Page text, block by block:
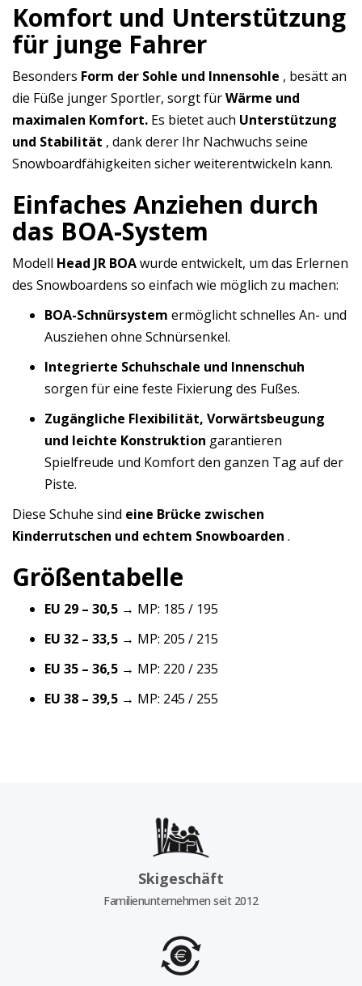
Komfort und Unterstützung
für junge Fahrer
Besonders Form der Sohle und Innensohle , besätt an
die Füße junger Sportler, sorgt fürWärme und
maximalen Komfort. Es bietet auch Unterstützung
und Stabilität , dank derer Ihr Nachwuchs seine
Snowboardfähigkeiten sicher weiterentwickeln kann.
Einfaches Anziehen durch
das BOA-System
Modell Head JR BOAwurde entwickelt, um das Erlernen
des Snowboardens so einfach wie möglich zu machen:
BOA-Schnürsystem ermöglicht schnelles An- und
Ausziehen ohne Schnürsenkel.
Integrierte Schuhschale und Innenschuh
sorgen für eine feste Fixierung des Fußes.
Zugängliche Flexibilität, Vorwärtsbeugung
und leichte Konstruktion garantieren
Spielfreude und Komfort den ganzen Tag auf der
Piste.
Diese Schuhe sind eine Brücke zwischen
Kinderrutschen und echtem Snowboarden .
Größentabelle
EU 29 – 30,5 → MP: 185 / 195
EU 32 – 33,5 → MP: 205 / 215
EU 35 – 36,5 → MP: 220 / 235
EU 38 – 39,5 → MP: 245 / 255
Skigeschäft
Familienunternehmen seit 2012